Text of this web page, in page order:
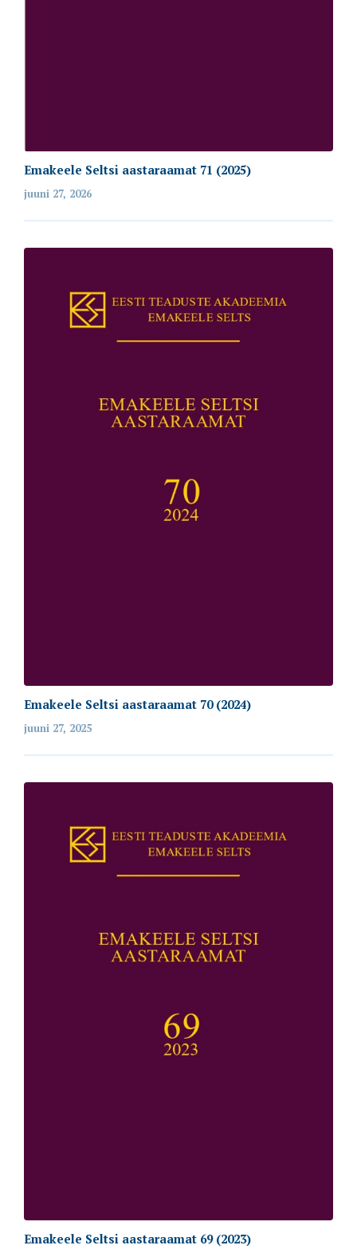
Emakeele Seltsi aastaraamat 71 (2025)
juuni 27, 2026
Emakeele Seltsi aastaraamat 70 (2024)
juuni 27, 2025
Emakeele Seltsi aastaraamat 69 (2023)